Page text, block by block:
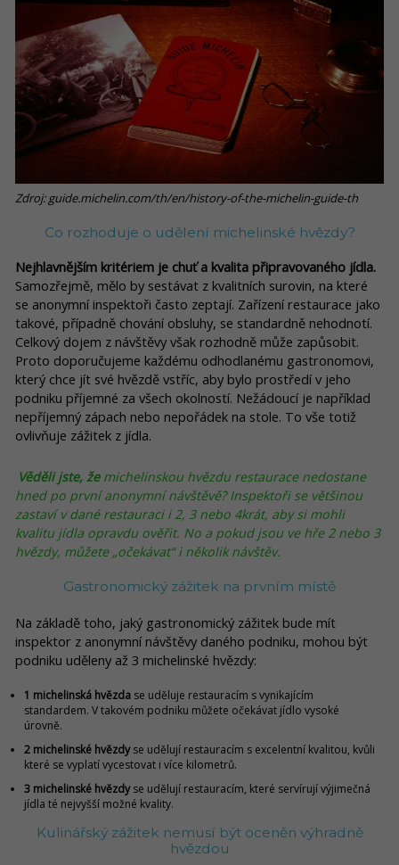
Zdroj: guide.michelin.com/th/en/history-of-the-michelin-guide-th
Co rozhoduje o udělení michelinské hvězdy?
Nejhlavnějším kritériem je chuť a kvalita připravovaného jídla.
Samozřejmě, mělo by sestávat z kvalitních surovin, na které
se anonymní inspektoři často zeptají. Zařízení restaurace jako
takové, případně chování obsluhy, se standardně nehodnotí.
Celkový dojem z návštěvy však rozhodně může zapůsobit.
Proto doporučujeme každému odhodlanému gastronomovi,
který chce jít své hvězdě vstříc, aby bylo prostředí v jeho
podniku příjemné za všech okolností. Nežádoucí je například
nepříjemný zápach nebo nepořádek na stole. To vše totiž
ovlivňuje zážitek z jídla.
Věděli jste, žemichelinskou hvězdu restaurace nedostane
hned po první anonymní návštěvě? Inspektoři se většinou
zastaví v dané restauraci i 2, 3 nebo 4krát, aby si mohli
kvalitu jídla opravdu ověřit. No a pokud jsou ve hře 2 nebo 3
hvězdy, můžete „očekávat“ i několik návštěv.
Gastronomický zážitek na prvním místě
Na základě toho, jaký gastronomický zážitek bude mít
inspektor z anonymní návštěvy daného podniku, mohou být
podniku uděleny až 3 michelinské hvězdy:
1 michelinská hvězda se uděluje restauracím s vynikajícím
standardem. V takovém podniku můžete očekávat jídlo vysoké
úrovně.
2 michelinské hvězdyse udělují restauracím s excelentní kvalitou, kvůli
které se vyplatí vycestovat i více kilometrů.
3 michelinské hvězdyse udělují restauracím, které servírují výjimečná
jídla té nejvyšší možné kvality.
Kulinářský zážitek nemusí být oceněn výhradně
hvězdou